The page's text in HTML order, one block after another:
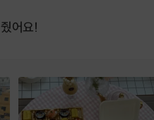
어요!